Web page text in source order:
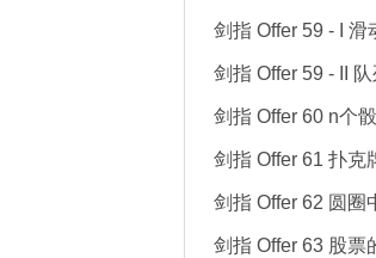
剑指 Offer 59 - I 滑
剑指 Offer 59 - II
剑指 Offer 60 n个
剑指 Offer 61 扑克
剑指 Offer 62 圆圈
剑指 Offer 63 股票